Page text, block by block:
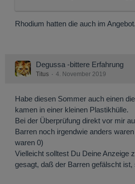
Rhodium hatten die auch im
Degussa -bittere Erfahrung
Titus 4. November 2019
Habe diesen Sommer auch einen
kamen in einer kleinen Plastikhülle.
Bei der Überprüfung direkt vor mir
Barren noch irgendwie anders
waren 0)
Vielleicht solltest Du Deine Anzeige
gesagt, daß der Barren gefälscht